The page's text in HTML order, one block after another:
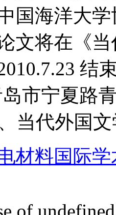
国海洋大
文将在《
结
市宁夏路
当代外国文
材料国际